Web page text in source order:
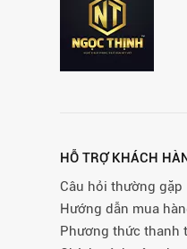
HỖ TRỢ KHÁCH
Câu hỏi thường gặp
Hướng dẫn mua
Phương thức thanh